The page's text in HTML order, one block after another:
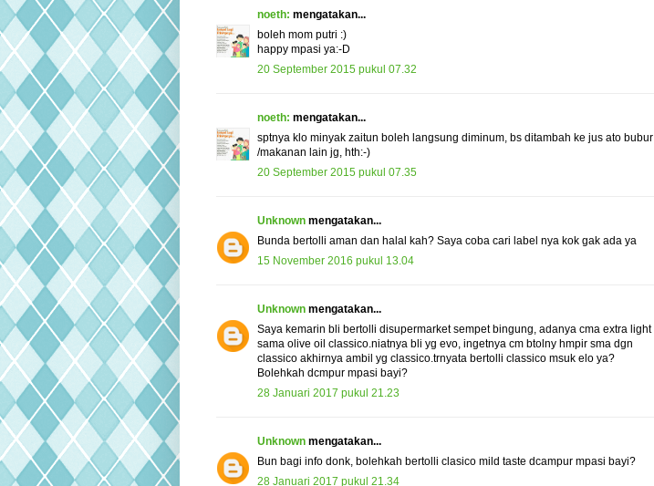
noeth: mengatakan...
boleh mom putri :)
happy mpasi ya:-D
20 September 2015 pukul 07.32
noeth: mengatakan...
sptnya klo minyak zaitun boleh langsung diminum, bs ditambah ke jus ato bubur
/makanan lain jg, hth:-)
20 September 2015 pukul 07.35
Unknown mengatakan...
Bunda bertolli aman dan halal kah? Saya coba cari label nya kok gak ada ya
15 November 2016 pukul 13.04
Unknown mengatakan...
Saya kemarin bli bertolli disupermarket sempet bingung, adanya cma extra light
sama olive oil classico.niatnya bli yg evo, ingetnya cm btolny hmpir sma dgn
classico akhirnya ambil yg classico.trnyata bertolli classico msuk elo ya?
Bolehkah dcmpur mpasi bayi?
28 Januari 2017 pukul 21.23
Unknown mengatakan...
Bun bagi info donk, bolehkah bertolli clasico mild taste dcampur mpasi bayi?
28 Januari 2017 pukul 21.34